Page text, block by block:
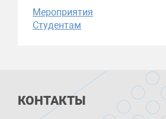
Мероприятия
Студентам
КОНТАКТЫ